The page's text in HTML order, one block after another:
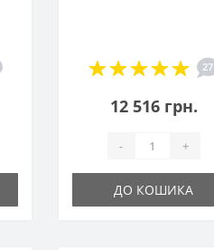
27
12 516 грн.
- +
ДО КОШИКА